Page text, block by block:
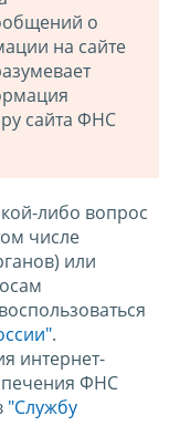
о
на сайте
сайта ФНС
либо вопрос
числе
или
.
интернет-
ФНС
"Службу